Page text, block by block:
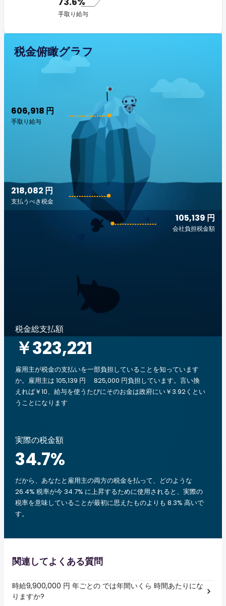
手取り給与
税金俯瞰グラフ
606,918 円
手取り給与
105,139 円
会社負担税金額
218,082 円
支払うべき税金
税金総支払額
￥323,221
雇用主が税金の支払いを一部負担していることを知っています
か。雇用主は 105,139 円 825,000 円負担しています。言い換
えれば￥10、給与を使うたびにそのお金は政府にい￥3.92くとい
うことになります
実際の税金額
34.7%
だから、あなたと雇用主の両方の税金を払って、どのような
26.4% 税率が今 34.7% に上昇するために使用されると、実際の
税率を意味していることが最初に思えたものよりも 8.3% 高いで
す。
関連してよくある質問
時給9,900,000 円 年ごとの では年間いくら 時間あたりにな
りますか?